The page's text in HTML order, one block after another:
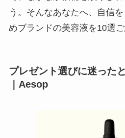
う。そんなあなたへ、自信
めブランドの美容液を10選ご
プレゼント選びに迷った
｜Aesop